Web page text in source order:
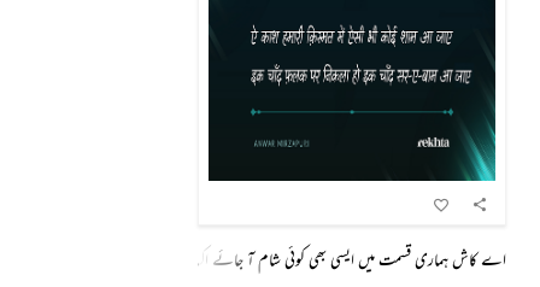
اے کاش ہماری قسمت میں ایسی بھی کوئی شام آ جائے اک چاند فلک پر نکلا ہو اک چاند